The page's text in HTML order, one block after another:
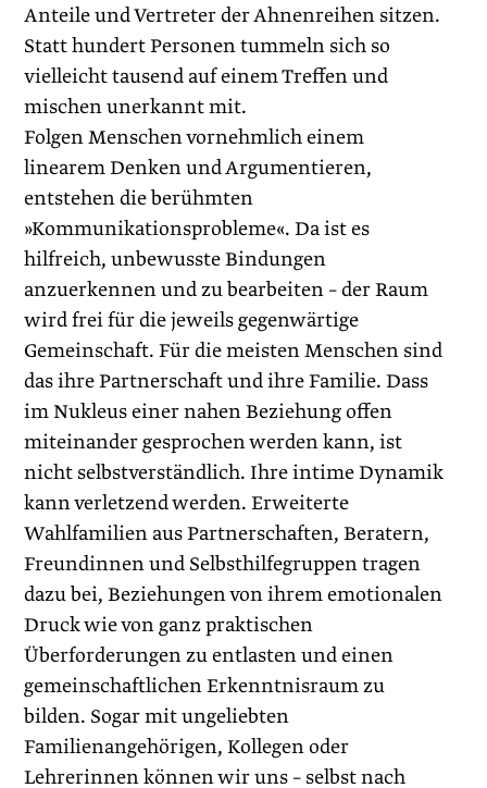
Anteile und Vertreter der Ahnenreihen sitzen.
Statt hundert Personen tummeln sich so
vielleicht tausend auf einem Treffen und
mischen unerkannt mit.
Folgen Menschen vornehmlich einem
linearem Denken und Argumentieren,
entstehen die berühmten
»Kommunikationsprobleme«. Da ist es
hilfreich, unbewusste Bindungen
anzuerkennen und zu bearbeiten – der Raum
wird frei für die jeweils gegenwärtige
Gemeinschaft. Für die meisten Menschen sind
das ihre Partnerschaft und ihre Familie. Dass
im Nukleus einer nahen Beziehung offen
miteinander gesprochen werden kann, ist
nicht selbstverständlich. Ihre intime Dynamik
kann verletzend werden. Erweiterte
Wahlfamilien aus Partnerschaften, Beratern,
Freundinnen und Selbsthilfegruppen tragen
dazu bei, Beziehungen von ihrem emotio­nalen
Druck wie von ganz praktischen
Überforderungen zu entlasten und einen
gemeinschaftlichen Erkenntnisraum zu
bilden. Sogar mit ungeliebten
Familienangehörigen, Kollegen oder
Lehrerinnen können wir uns – selbst nach